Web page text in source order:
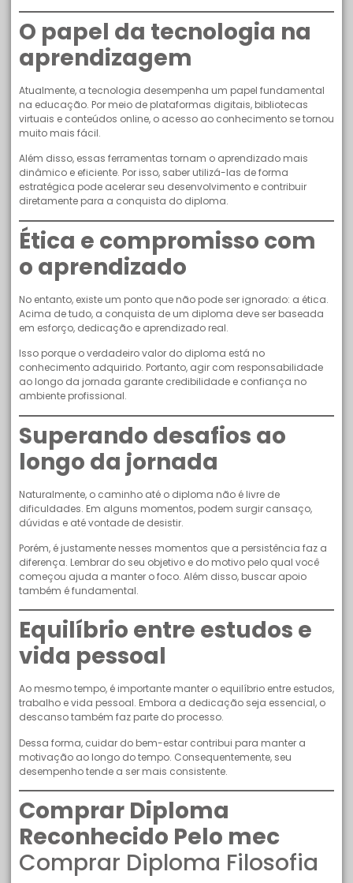
O papel da tecnologia na
aprendizagem
Atualmente, a tecnologia desempenha um papel fundamental
na educação. Por meio de plataformas digitais, bibliotecas
virtuais e conteúdos online, o acesso ao conhecimento se tornou
muito mais fácil.
Além disso, essas ferramentas tornam o aprendizado mais
dinâmico e eficiente. Por isso, saber utilizá-las de forma
estratégica pode acelerar seu desenvolvimento e contribuir
diretamente para a conquista do diploma.
Ética e compromisso com
o aprendizado
No entanto, existe um ponto que não pode ser ignorado: a ética.
Acima de tudo, a conquista de um diploma deve ser baseada
em esforço, dedicação e aprendizado real.
Isso porque o verdadeiro valor do diploma está no
conhecimento adquirido. Portanto, agir com responsabilidade
ao longo da jornada garante credibilidade e confiança no
ambiente profissional.
Superando desafios ao
longo da jornada
Naturalmente, o caminho até o diploma não é livre de
dificuldades. Em alguns momentos, podem surgir cansaço,
dúvidas e até vontade de desistir.
Porém, é justamente nesses momentos que a persistência faz a
diferença. Lembrar do seu objetivo e do motivo pelo qual você
começou ajuda a manter o foco. Além disso, buscar apoio
também é fundamental.
Equilíbrio entre estudos e
vida pessoal
Ao mesmo tempo, é importante manter o equilíbrio entre estudos,
trabalho e vida pessoal. Embora a dedicação seja essencial, o
descanso também faz parte do processo.
Dessa forma, cuidar do bem-estar contribui para manter a
motivação ao longo do tempo. Consequentemente, seu
desempenho tende a ser mais consistente.
Comprar Diploma
Reconhecido Pelo mec
Comprar Diploma Filosofia